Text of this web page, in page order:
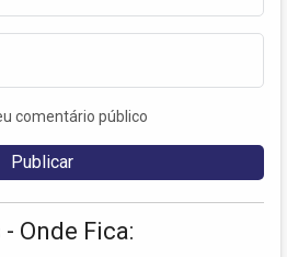
comentário público
Onde Fica: